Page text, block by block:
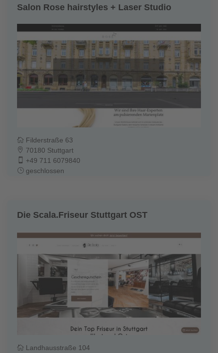
Salon Rose hairstyles + Laser Studio
Filderstraße 63
70180 Stuttgart
+49 711 6079840
geschlossen
Die Scala.Friseur Stuttgart OST
Landhausstraße 104